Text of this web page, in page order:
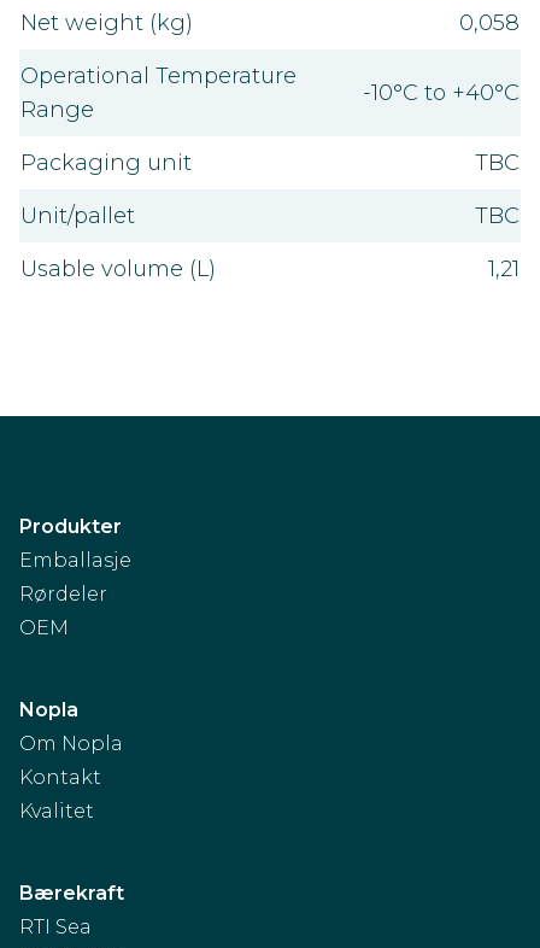
Net weight (kg)
0,058
Operational Temperature
Range
-10°C to +40°C
Packaging unit
TBC
Unit/pallet
TBC
Usable volume (L)
1,21
Produkter
Emballasje
Rørdeler
OEM
Nopla
Om Nopla
Kontakt
Kvalitet
Bærekraft
RTI Sea